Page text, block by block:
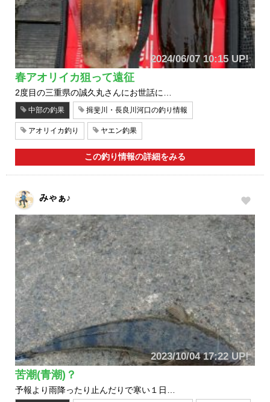
2024/06/07 10:15 UP!
春アオリイカ狙って遠征
2度目の三重県の誠久丸さんにお世話に…
中部の釣果 揖斐川・長良川河口の釣り情報
アオリイカ釣り ヤエン釣果
この釣り情報の詳細をみる
みゃぁ♪
2023/10/04 17:22 UP!
苦潮(青潮)？
予報より雨降ったり止んだりで寒い１日…